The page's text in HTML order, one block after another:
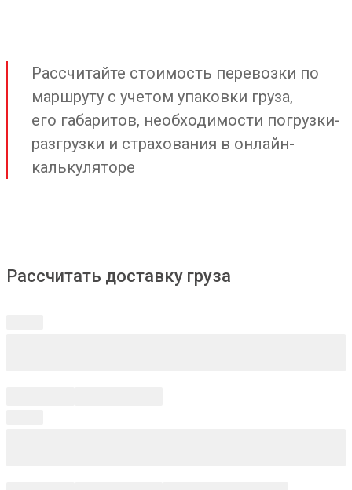
Рассчитайте стоимость перевозки по
маршруту с учетом упаковки груза,
его габаритов, необходимости погрузки-
разгрузки и страхования в онлайн-
калькуляторе
Рассчитать доставку груза